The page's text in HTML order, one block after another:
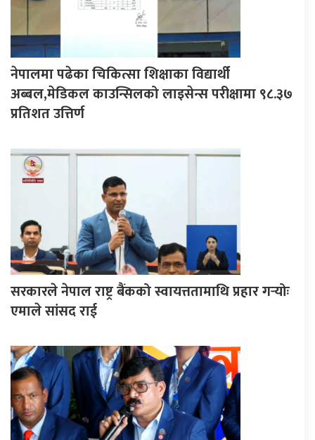
नेपालमा पढेका चिकित्सा शिक्षाका विद्यार्थी
अब्बल,मेडिकल काउन्सिलको लाइसेन्स परीक्षामा ९८.३७
प्रतिशत उत्तिर्ण
सरकारले नेपाल राष्ट्र बैंकको स्वायत्ततामाथि प्रहार गर्‍योः
एमाले सांसद राई